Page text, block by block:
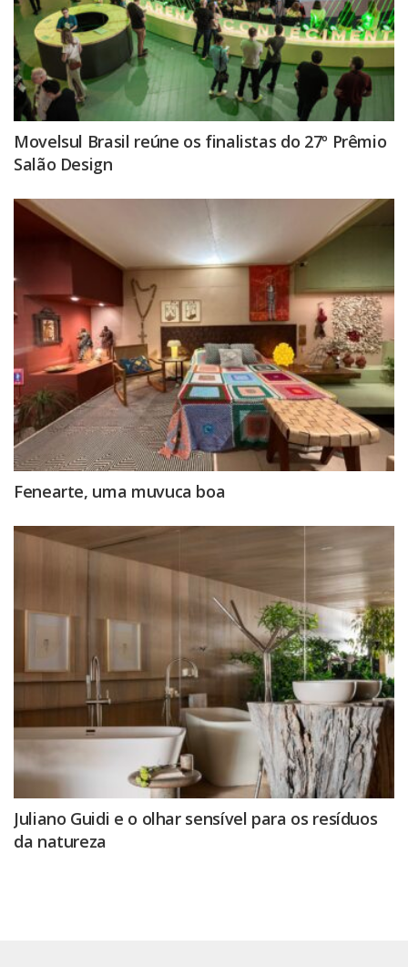
Movelsul Brasil reúne os finalistas do 27º Prêmio
Salão Design
Fenearte, uma muvuca boa
Juliano Guidi e o olhar sensível para os resíduos
da natureza